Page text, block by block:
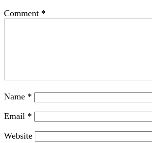
Comment *
Name *
Email *
Website